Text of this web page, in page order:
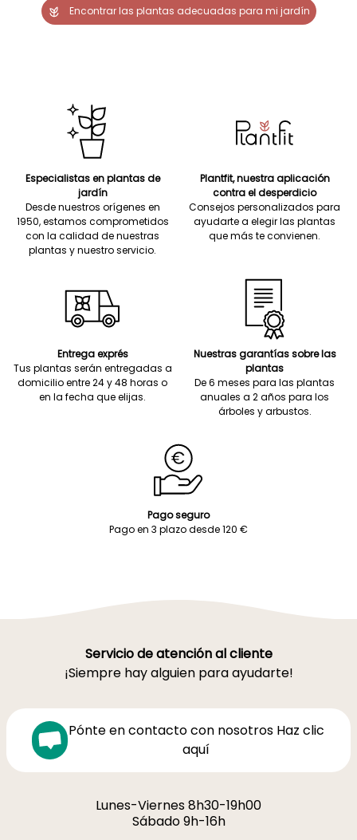
Encontrar las plantas adecuadas para mi jardín
Especialistas en plantas de
jardín
Desde nuestros orígenes en
1950, estamos comprometidos
con la calidad de nuestras
plantas y nuestro servicio.
Plantfit, nuestra aplicación
contra el desperdicio
Consejos personalizados para
ayudarte a elegir las plantas
que más te convienen.
Entrega exprés
Tus plantas serán entregadas a
domicilio entre 24 y 48 horas o
en la fecha que elijas.
Nuestras garantías sobre las
plantas
De 6 meses para las plantas
anuales a 2 años para los
árboles y arbustos.
Pago seguro
Pago en 3 plazo desde 120 €
Servicio de atención al cliente
¡Siempre hay alguien para ayudarte!
Pónte en contacto con nosotros Haz clic
aquí
Lunes-Viernes 8h30-19h00
Sábado 9h-16h